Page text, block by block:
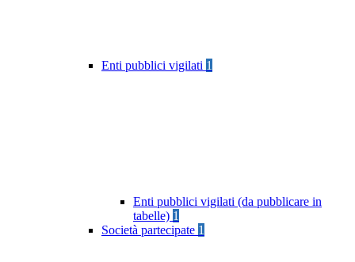
Enti pubblici vigilati 1
Enti pubblici vigilati (da pubblicare in
tabelle) 1
Società partecipate 1